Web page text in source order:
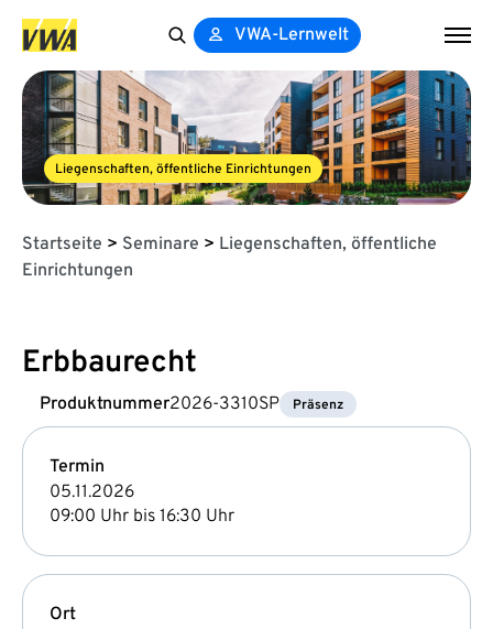
for:
VWA-Lernwelt
Liegenschaften, öffentliche Einrichtungen
Startseite > Seminare > Liegenschaften, öffentliche
Einrichtungen
Erbbaurecht
Produktnummer2026-3310SP Präsenz
Termin
05.11.2026
09:00 Uhr bis 16:30 Uhr
Ort